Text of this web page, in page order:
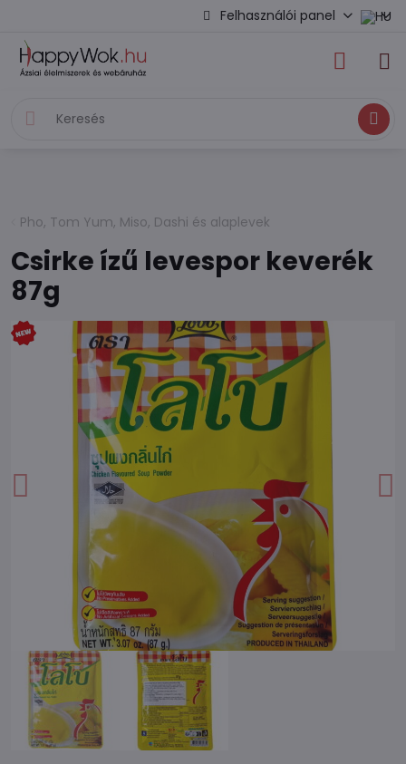
Felhasználói panel
Keresés
Pho, Tom Yum, Miso, Dashi és alaplevek
Csirke ízű levespor keverék
87g